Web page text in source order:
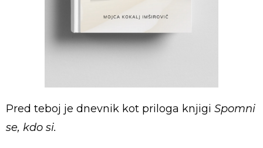
Pred teboj je dnevnik kot priloga knjigi Spomni
se, kdo si.